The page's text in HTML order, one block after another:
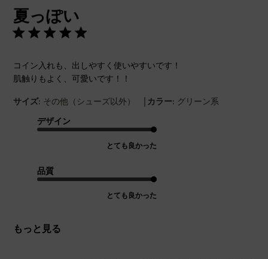
夏っぽい
コイン入れも、出しやすく使いやすいです！
肌触りもよく、可愛いです！！
サイズ: その他（シューズ以外） | カラー: グリーン系
デザイン
とても良かった
品質
とても良かった
もっと見る